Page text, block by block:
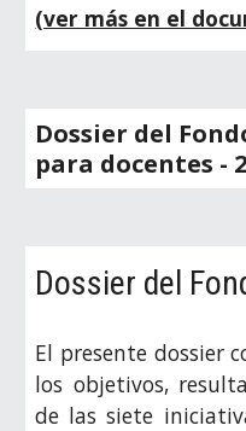
(ver más en el
Dossier del
para docentes -
Dossier del
El presente dossier
los objetivos,
de las siete